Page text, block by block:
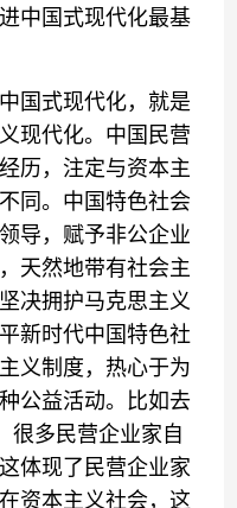
国式现代化最基
式现代化，就是
现代化。中国民营
历，注定与资本主
同。中国特色社会
导，赋予非公企业
天然地带有社会主
决拥护马克思主义
新时代中国特色社
义制度，热心于为
公益活动。比如去
很多民营企业家自
体现了民营企业家
资本主义社会，这